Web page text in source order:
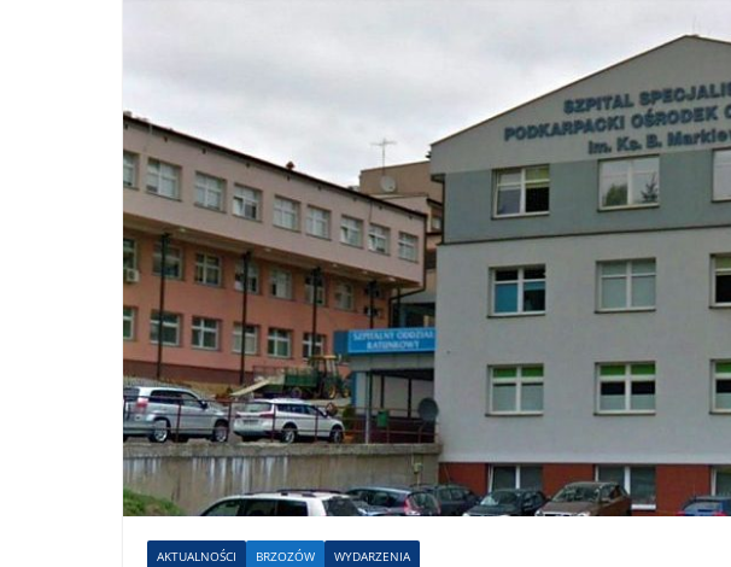
AKTUALNOŚCI BRZOZÓW WYDARZENIA